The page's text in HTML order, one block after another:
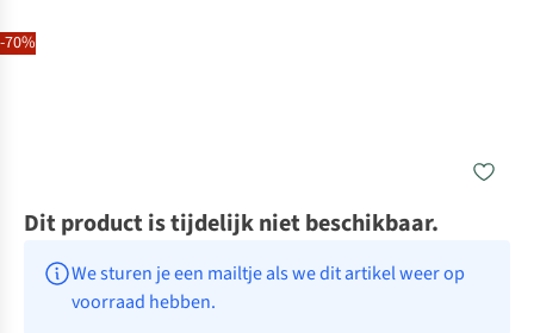
-70%
Dit product is tijdelijk niet beschikbaar.
We sturen je een mailtje als we dit artikel weer op
voorraad hebben.